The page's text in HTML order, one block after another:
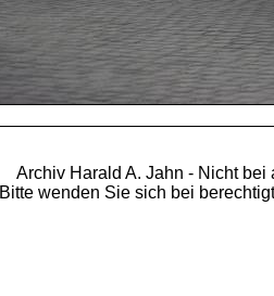
Archiv Harald A. Jahn - Nicht
Bitte wenden Sie sich bei